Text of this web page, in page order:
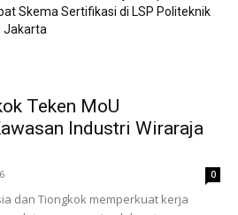
Skema Sertifikasi di LSP Politeknik
Jakarta
Teken MoU
Industri Wiraraja
0
dan Tiongkok memperkuat kerja